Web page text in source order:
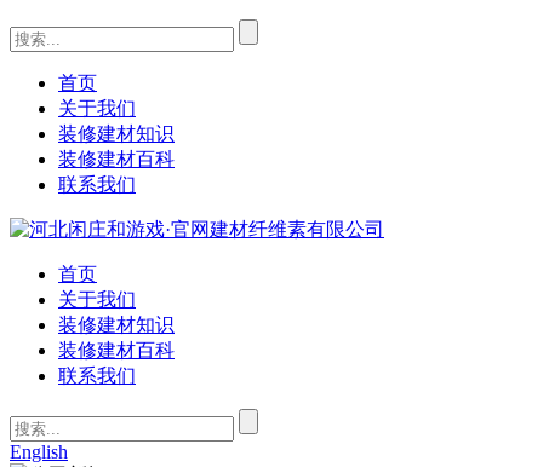
首页
关于我们
装修建材知识
装修建材百科
联系我们
首页
关于我们
装修建材知识
装修建材百科
联系我们
English